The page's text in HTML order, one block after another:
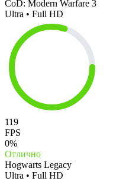
CoD: Modern Warfare 3
Ultra • Full HD
119
FPS
0%
Отлично
Hogwarts Legacy
Ultra • Full HD